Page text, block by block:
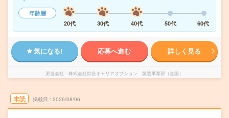
年齢層
20代
30代 40代 50代 60代
気になる! 応募へ進む 詳しく見る
派遣会社 株式会社綜合キャリアオプション 製造事業部（全国）
未読 掲載日 2026/08/06